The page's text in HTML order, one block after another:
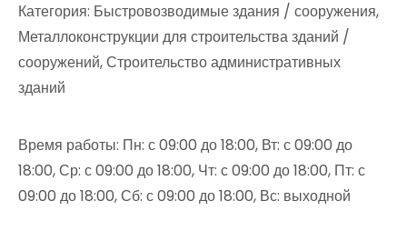
Категория: Быстровозводимые здания / сооружения,
Металлоконструкции для строительства зданий /
сооружений, Строительство административных
зданий
Время работы: Пн: с 09:00 до 18:00, Вт: с 09:00 до
18:00, Ср: с 09:00 до 18:00, Чт: с 09:00 до 18:00, Пт: с
09:00 до 18:00, Сб: с 09:00 до 18:00, Вс: выходной